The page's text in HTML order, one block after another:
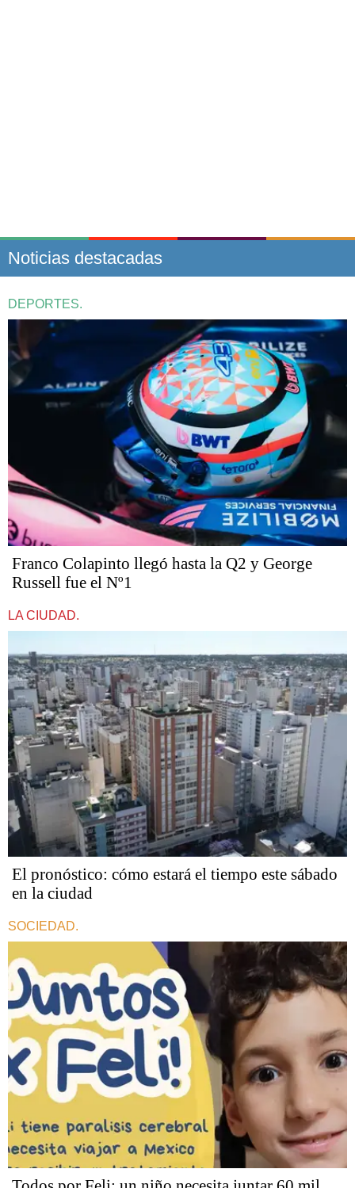
Noticias destacadas
DEPORTES.
Franco Colapinto llegó hasta la Q2 y George
Russell fue el Nº1
LA CIUDAD.
El pronóstico: cómo estará el tiempo este sábado
en la ciudad
SOCIEDAD.